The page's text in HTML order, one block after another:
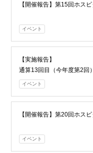
【開催報告】第15回ホス
イベント
【実施報告】
通算13回目（今年度第2回
9月24日）
イベント
【開催報告】第20回ホス
イベント